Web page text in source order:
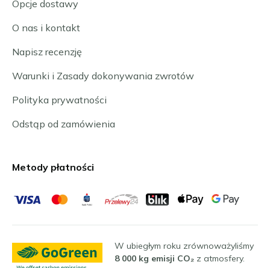
Opcje dostawy
O nas i kontakt
Napisz recenzję
Warunki i Zasady dokonywania zwrotów
Polityka prywatności
Odstąp od zamówienia
Metody płatności
W ubiegłym roku zrównoważyliśmy
8 000 kg emisji CO₂ z atmosfery.